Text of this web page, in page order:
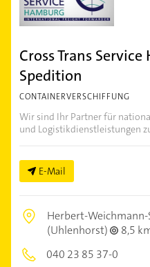
Cross Trans
Spedition
CONTAINERVERSCHIFFUNG
Wir sind Ihr Partner für
und Logistikdienstleistungen
E-Mail
Herbert-Weichmann-
(Uhlenhorst)
8,5
040 23 85 37-0